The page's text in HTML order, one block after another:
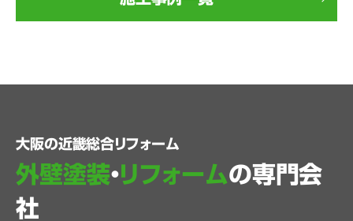
大阪の近畿総合リフォーム
外壁塗装・リフォームの専門会
社